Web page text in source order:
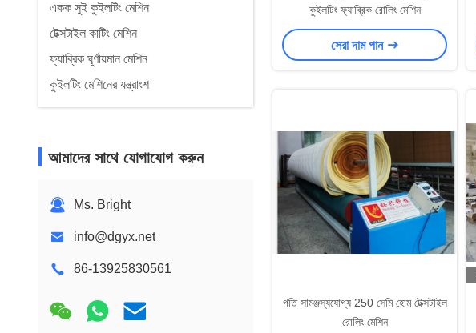
একক সুই কুইলটিং মেশিন
টেক্সটাইল কাটিং মেশিন
ফ্যাব্রিক ঘূর্ণায়মান মেশিন
কুইলটিং মেশিনের যন্ত্রাংশ
আমাদের সাথে যোগাযোগ করুন
Ms. Bright
info@dgyx.net
86-13925830561
কুইলটিং ফ্যাব্রিক রোলিং মেশিন
সেরা দাম পান
গতি সামঞ্জস্যযোগ্য 250 সেমি হোম টেক্সটাইল
রোলিং মেশিন